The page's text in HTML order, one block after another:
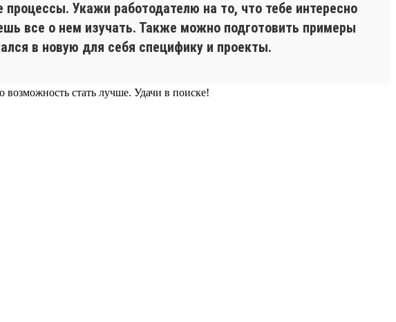
Укажи работодателю на то, что тебе интересно
все о нем изучать. Также можно подготовить примеры
в новую для себя специфику и проекты.
стать лучше. Удачи в поиске!